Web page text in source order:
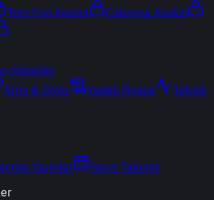
Ters Fon Arama
Çakışma Analizi
Hisseler
Altın & Döviz Vadeli Piyasa
Teknik
Yayınlar
Yayın Takvimi